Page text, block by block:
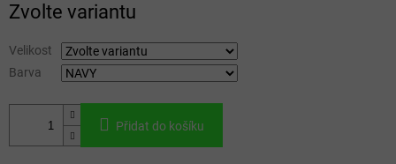
cena:
Zvolte variantu
Velikost
Barva
Přidat do košíku